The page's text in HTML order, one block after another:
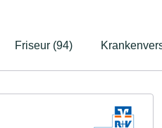
Friseur (94)